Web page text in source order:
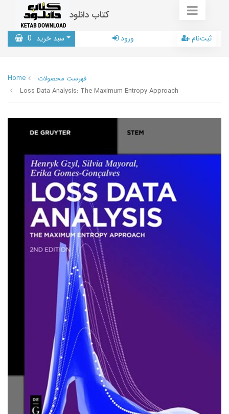
کتاب دانلود
سبد خرید 0 ورود ثبت‌نام
Home
فهرست محصولات
Loss Data Analysis: The Maximum Entropy Approach